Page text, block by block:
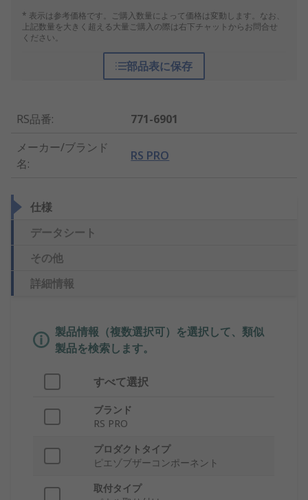
* 表示は参考価格です。ご購入数量によって価格は変動します。なお、
上記数量を大きく超える大量ご購入の際は右下チャットからお問合せ
ください。
部品表に保存
RS品番:
771-6901
メーカー/ブランド
名:
RS PRO
仕様
データシート
その他
詳細情報
製品情報（複数選択可）を選択して、類似
製品を検索します。
すべて選択
ブランド
RS PRO
プロダクトタイプ
ピエゾブザーコンポーネント
取付タイプ